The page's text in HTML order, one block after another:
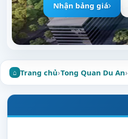
Nhận bảng giá
Trang chủ›Tong Quan Du An›